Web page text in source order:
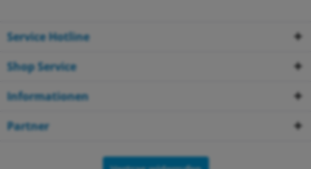
Service Hotline
Shop Service
Informationen
Partner